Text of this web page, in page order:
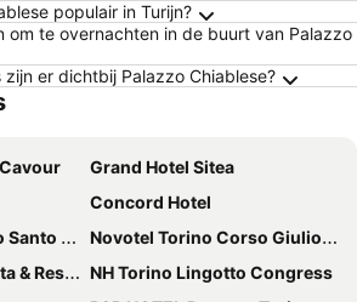
populair in Turijn?
om te overnachten in de buurt van Palazzo
er dichtbij Palazzo Chiablese?
Grand Hotel Sitea
Concord Hotel
Stefano
Novotel Torino Corso Giulio Cesare
NH Torino Lingotto Congress